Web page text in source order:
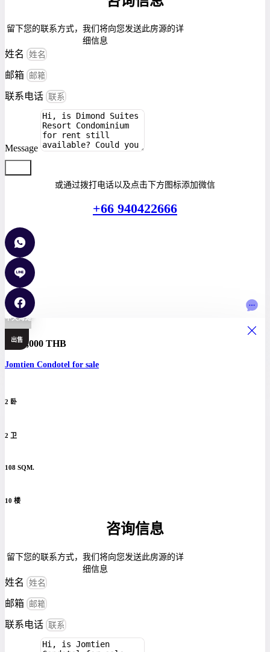
留下您的联系方式，我们将向您发送此房源的详
细信息
姓名
邮箱
联系电话
Message
或通过拨打电话以及点击下方图标添加微信
+66 940422666
出售
中天海滩
5,790,000 THB
Jomtien Condotel for sale
2 卧
2 卫
108 SQM.
10 楼
咨询信息
留下您的联系方式，我们将向您发送此房源的详
细信息
姓名
邮箱
联系电话